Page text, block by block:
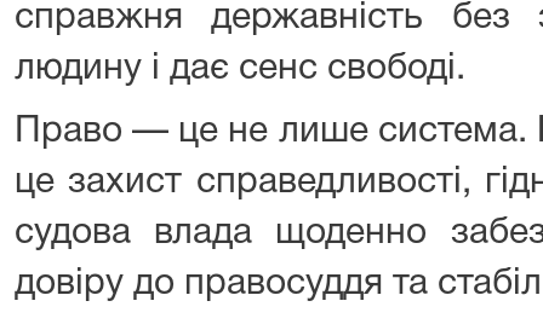
справжня державність без
людину і дає сенс свободі.
Право — це не лише система.
це захист справедливості,
судова влада щоденно
довіру до правосуддя та